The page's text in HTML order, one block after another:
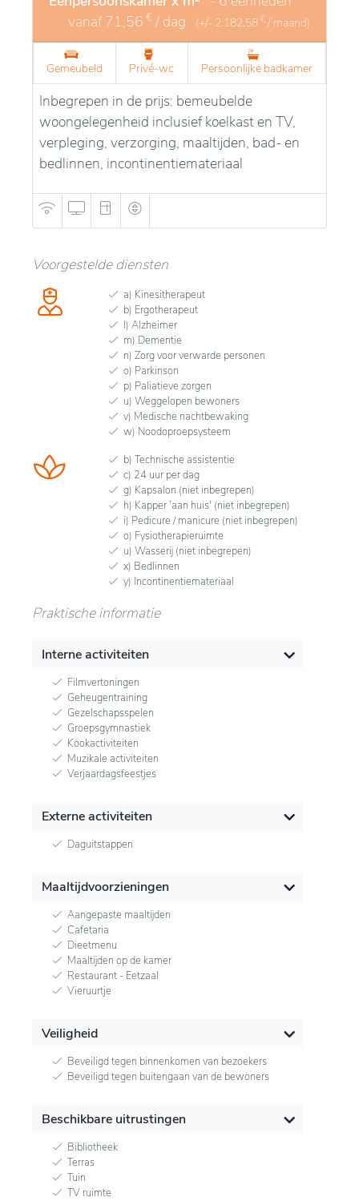
vanaf71,56 € / dag (+/- 2.182,58 € / maand)
Gemeubeld Privé-wc Persoonlijke badkamer
Inbegrepen in de prijs: bemeubelde
woongelegenheid inclusief koelkast en TV,
verpleging, verzorging, maaltijden, bad- en
bedlinnen, incontinentiemateriaal
Voorgestelde diensten
a) Kinesitherapeut
b) Ergotherapeut
l) Alzheimer
m) Dementie
n) Zorg voor verwarde personen
o) Parkinson
p) Paliatieve zorgen
u) Weggelopen bewoners
v) Medische nachtbewaking
w) Noodoproepsysteem
b) Technische assistentie
c) 24 uur per dag
g) Kapsalon (niet inbegrepen)
h) Kapper 'aan huis' (niet inbegrepen)
i) Pedicure / manicure (niet inbegrepen)
o) Fysiotherapieruimte
u) Wasserij (niet inbegrepen)
x) Bedlinnen
y) Incontinentiemateriaal
Praktische informatie
Interne activiteiten
Filmvertoningen
Geheugentraining
Gezelschapsspelen
Groepsgymnastiek
Kookactiviteiten
Muzikale activiteiten
Verjaardagsfeestjes
Externe activiteiten
Daguitstappen
Maaltijdvoorzieningen
Aangepaste maaltijden
Cafetaria
Dieetmenu
Maaltijden op de kamer
Restaurant - Eetzaal
Vieruurtje
Veiligheid
Beveiligd tegen binnenkomen van bezoekers
Beveiligd tegen buitengaan van de bewoners
Beschikbare uitrustingen
Bibliotheek
Terras
Tuin
TV ruimte